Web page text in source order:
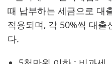
때 납부하는 세금으로 대
적용되며, 각 50%씩 대출
다.